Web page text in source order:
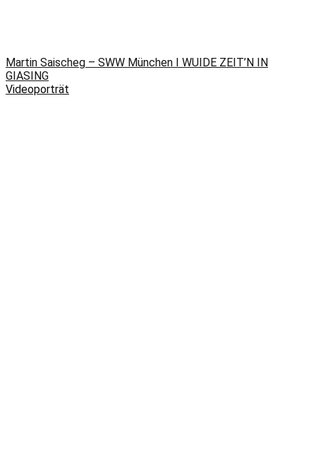
Martin Saischeg – SWW München I WUIDE ZEIT’N IN
GIASING
Videoporträt